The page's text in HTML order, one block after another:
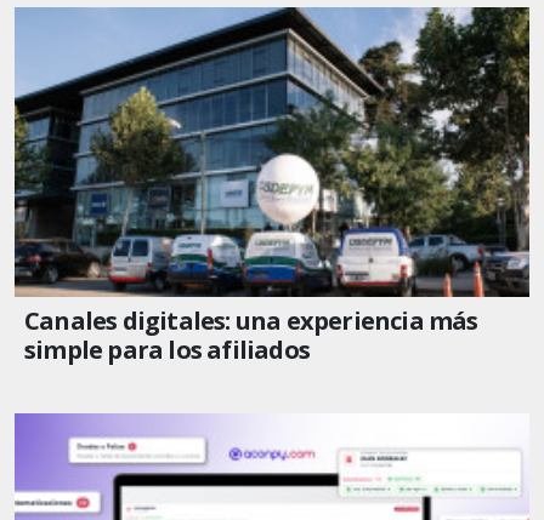
Canales digitales: una experiencia más
simple para los afiliados